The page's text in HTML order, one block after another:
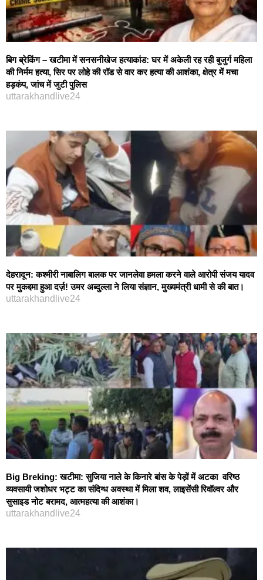
बिग ब्रेकिंग – खटीमा में सनसनीखेज हत्याकांड: घर में अकेली रह रही बुजुर्ग महिला
की निर्मम हत्या, सिर पर लोहे की रॉड से वार कर हत्या की आशंका, क्षेत्र में मचा
हड़कंप, जांच में जुटी पुलिस
uttarakhandlive24
देहरादून: कश्मीरी नाबालिग बालक पर जानलेवा हमला करने वाले आरोपी संजय यादव
पर मुकद्दमा हुआ दर्ज़! उमर अब्दुल्ला ने लिया संज्ञान, मुख्यमंत्री धामी से की बात।
uttarakhandlive24
Big Breking: खटीमा: सुजिया नाले के किनारे बांस के पेड़ों में अटका वरिष्ठ
व्यवसायी जशोधर भट्ट का संदिग्ध अवस्था में मिला शव, लाइसेंसी रिवॉल्वर और
सुसाइड नोट बरामद, आत्महत्या की आशंका।
uttarakhandlive24